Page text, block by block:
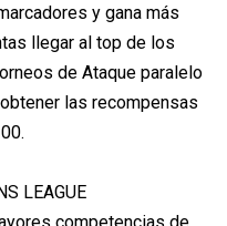
y gana más
llegar al top de los
de Ataque paralelo
las recompensas
LEAGUE